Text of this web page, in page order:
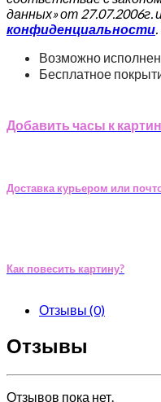
данных» от 27.07.2006г.
конфиденциальности.
Возможно
Бесплатное
Добавить часы к
Доставка курьером или
Как повесить картину?
Отзывы (0)
Отзывы
Отзывов пока нет.